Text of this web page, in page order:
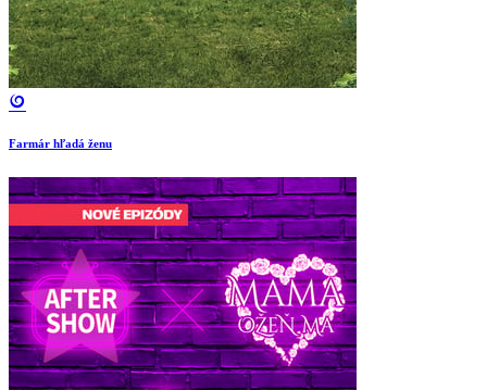
Farmár hľadá ženu